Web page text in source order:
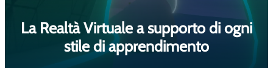
La Realtà Virtuale a supporto di ogni
stile di apprendimento